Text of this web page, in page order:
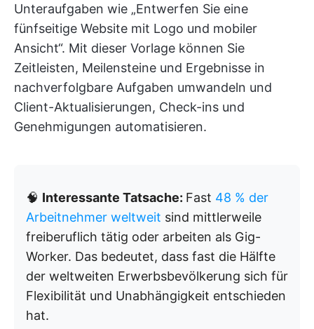
Unteraufgaben wie „Entwerfen Sie eine
fünfseitige Website mit Logo und mobiler
Ansicht“. Mit dieser Vorlage können Sie
Zeitleisten, Meilensteine und Ergebnisse in
nachverfolgbare Aufgaben umwandeln und
Client-Aktualisierungen, Check-ins und
Genehmigungen automatisieren.
🧠 Interessante Tatsache: Fast 48 % der
Arbeitnehmer weltweit sind mittlerweile
freiberuflich tätig oder arbeiten als Gig-
Worker. Das bedeutet, dass fast die Hälfte
der weltweiten Erwerbsbevölkerung sich für
Flexibilität und Unabhängigkeit entschieden
hat.